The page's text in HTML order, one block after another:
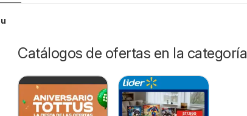
Catálogos de ofertas en la